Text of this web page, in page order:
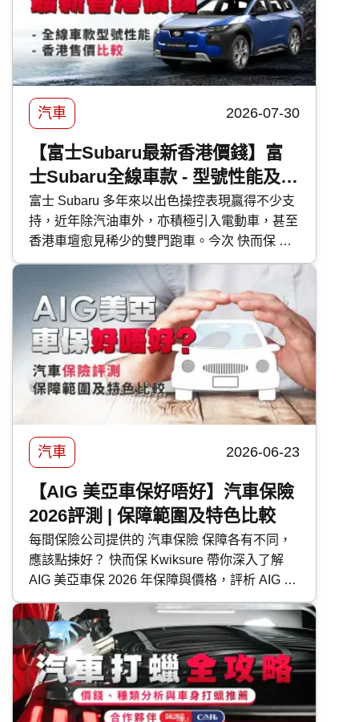
汽車 2026-07-30
【富士Subaru最新香港價錢】富
士Subaru全線車款 - 型號性能及香
港售價比較
富士 Subaru 多年來以出色操控表現贏得不少支
持，近年除汽油車外，亦積極引入電動車，甚至
香港車壇愈見稀少的雙門跑車。今次 快而保 便
為大家逐一剖析富士 Subaru 各車型的特點。
汽車 2026-06-23
【AIG 美亞車保好唔好】汽車保險
2026評測 | 保障範圍及特色比較
每間保險公司提供的 汽車保險 保障各有不同，
應該點揀好？ 快而保 Kwiksure 帶你深入了解
AIG 美亞車保 2026 年保障與價格，評析 AIG 美
亞 汽車保險 優缺點，助你選擇最適合的車保方
案。